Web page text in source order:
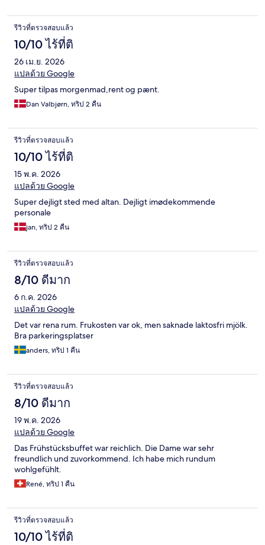
รีวิวที่ตรวจสอบแล้ว
10/10 ไร้ที่ติ
26 เม.ย. 2026
แปลด้วย Google
Super tilpas morgenmad,rent og pænt.
Dan Valbjørn, ทริป 2 คืน
รีวิวที่ตรวจสอบแล้ว
10/10 ไร้ที่ติ
15 พ.ค. 2026
แปลด้วย Google
Super dejligt sted med altan. Dejligt imødekommende
personale
jan, ทริป 2 คืน
รีวิวที่ตรวจสอบแล้ว
8/10 ดีมาก
6 ก.ค. 2026
แปลด้วย Google
Det var rena rum. Frukosten var ok, men saknade laktosfri mjölk.
Bra parkeringsplatser
anders, ทริป 1 คืน
รีวิวที่ตรวจสอบแล้ว
8/10 ดีมาก
19 พ.ค. 2026
แปลด้วย Google
Das Frühstücksbuffet war reichlich. Die Dame war sehr
freundlich und zuvorkommend. Ich habe mich rundum
wohlgefühlt.
René, ทริป 1 คืน
รีวิวที่ตรวจสอบแล้ว
10/10 ไร้ที่ติ